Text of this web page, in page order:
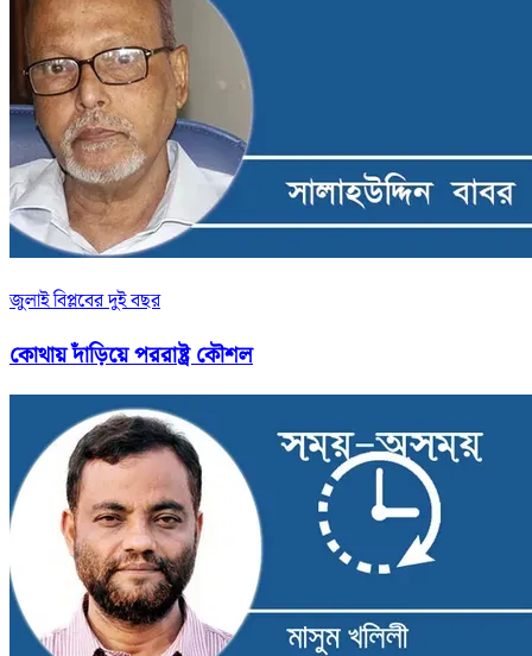
জুলাই বিপ্লবের দুই বছর
কোথায় দাঁড়িয়ে পররাষ্ট্র কৌশল